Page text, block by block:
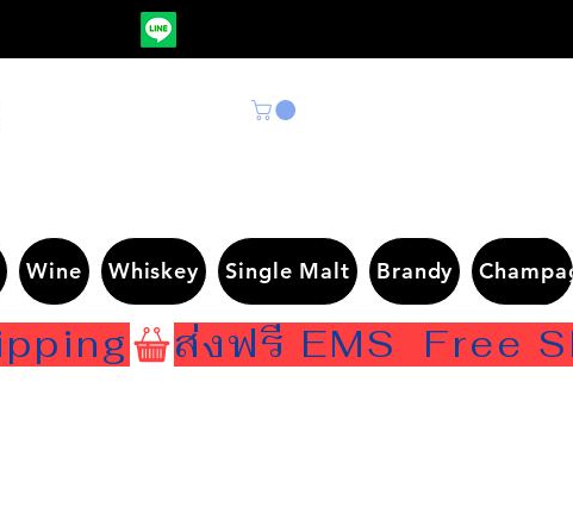
Wine Whiskey Single Malt Brandy